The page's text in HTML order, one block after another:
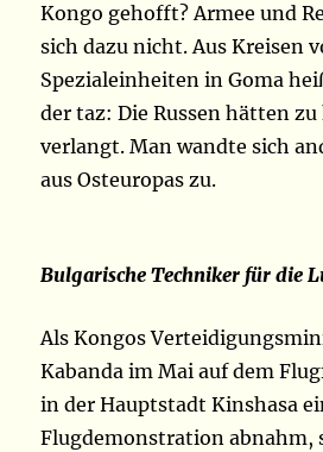
Kongo gehofft? Armee und
sich dazu nicht. Aus Kreisen
Spezialeinheiten in Goma
der taz: Die Russen hätten zu
verlangt. Man wandte sich
aus Osteuropas zu.
Bulgarische Techniker für die
Als Kongos
Kabanda im Mai auf dem
in der Hauptstadt Kinshasa
Flugdemonstration abnahm,